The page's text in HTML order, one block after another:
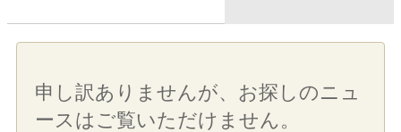
申し訳ありませんが、お探しのニュ
ースはご覧いただけません。